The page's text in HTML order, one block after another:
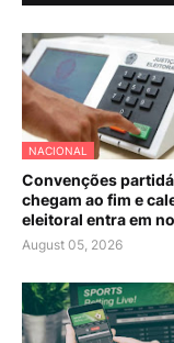
NACIONAL
Convenções
chegam ao fim e
eleitoral entra em
August 05, 2026